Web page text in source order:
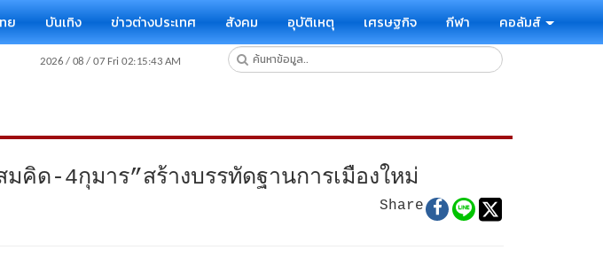
ย บันเทิง ข่าวต่างประเทศ สังคม อุบัติเหตุ เศรษฐกิจ กีฬา คอลัมส์
ด-4กุมาร”สร้างบรรทัดฐานการเมืองใหม่
Share